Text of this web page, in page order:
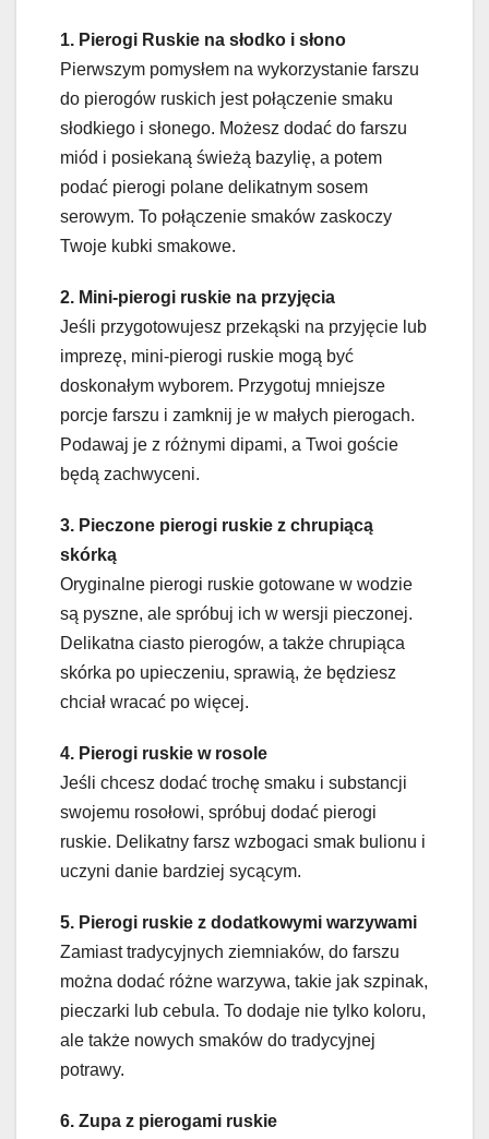
1. Pierogi Ruskie na słodko i słono
Pierwszym pomysłem na wykorzystanie farszu
do pierogów ruskich jest połączenie smaku
słodkiego i słonego. Możesz dodać do farszu
miód i posiekaną świeżą bazylię, a potem
podać pierogi polane delikatnym sosem
serowym. To połączenie smaków zaskoczy
Twoje kubki smakowe.
2. Mini-pierogi ruskie na przyjęcia
Jeśli przygotowujesz przekąski na przyjęcie lub
imprezę, mini-pierogi ruskie mogą być
doskonałym wyborem. Przygotuj mniejsze
porcje farszu i zamknij je w małych pierogach.
Podawaj je z różnymi dipami, a Twoi goście
będą zachwyceni.
3. Pieczone pierogi ruskie z chrupiącą
skórką
Oryginalne pierogi ruskie gotowane w wodzie
są pyszne, ale spróbuj ich w wersji pieczonej.
Delikatna ciasto pierogów, a także chrupiąca
skórka po upieczeniu, sprawią, że będziesz
chciał wracać po więcej.
4. Pierogi ruskie w rosole
Jeśli chcesz dodać trochę smaku i substancji
swojemu rosołowi, spróbuj dodać pierogi
ruskie. Delikatny farsz wzbogaci smak bulionu i
uczyni danie bardziej sycącym.
5. Pierogi ruskie z dodatkowymi warzywami
Zamiast tradycyjnych ziemniaków, do farszu
można dodać różne warzywa, takie jak szpinak,
pieczarki lub cebula. To dodaje nie tylko koloru,
ale także nowych smaków do tradycyjnej
potrawy.
6. Zupa z pierogami ruskie